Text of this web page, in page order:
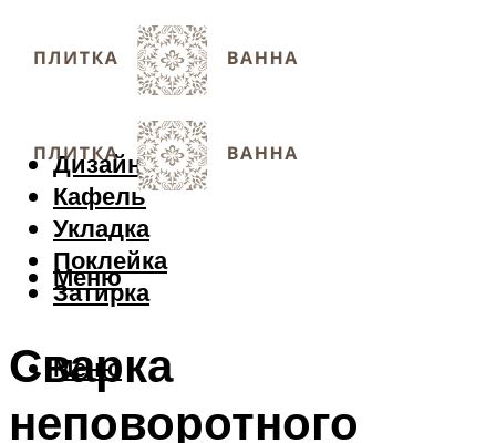
Дизайн
Кафель
Укладка
Поклейка
Затирка
Меню
Меню
Сварка
неповоротного